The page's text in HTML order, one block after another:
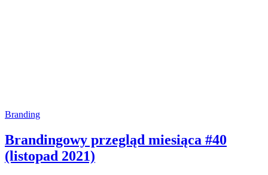
Branding
Brandingowy przegląd miesiąca #40
(listopad 2021)